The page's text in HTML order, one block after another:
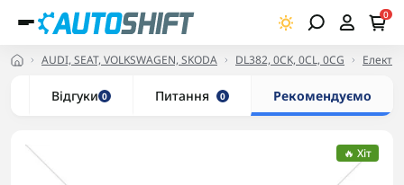
0
AUDI, SEAT, VOLKSWAGEN, SKODA DL382, 0CK, 0CL, 0CG
Відгуки 0 Питання 0 Рекомендуємо
🔥 Хіт